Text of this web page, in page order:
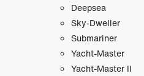
Deepsea
Sky-Dweller
Submariner
Yacht-Master
Yacht-Master II